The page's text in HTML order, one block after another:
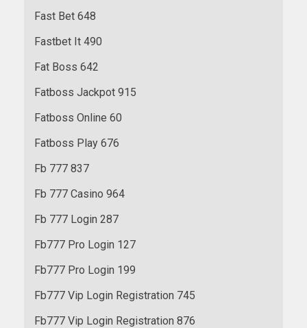
Fast Bet 648
Fastbet It 490
Fat Boss 642
Fatboss Jackpot 915
Fatboss Online 60
Fatboss Play 676
Fb 777 837
Fb 777 Casino 964
Fb 777 Login 287
Fb777 Pro Login 127
Fb777 Pro Login 199
Fb777 Vip Login Registration 745
Fb777 Vip Login Registration 876